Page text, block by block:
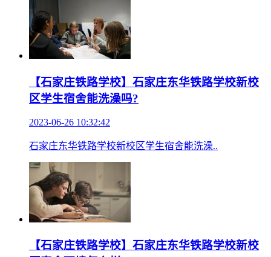
【石家庄铁路学校】石家庄东华铁路学校新校
区学生宿舍能洗澡吗?
2023-06-26 10:32:42
石家庄东华铁路学校新校区学生宿舍能洗澡..
【石家庄铁路学校】石家庄东华铁路学校新校